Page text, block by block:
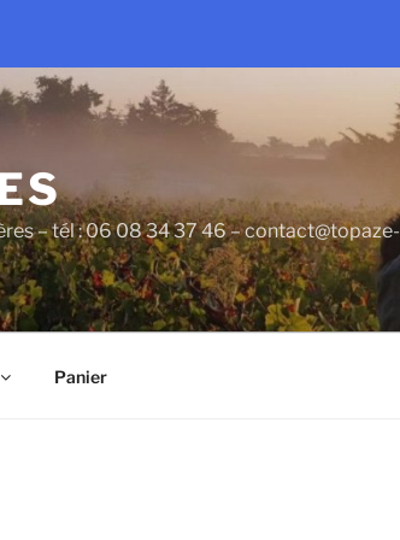
– tél : 06 08 34 37 46 – contact@topaze-
Panier